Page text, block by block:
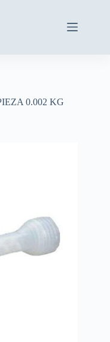
0.002 KG